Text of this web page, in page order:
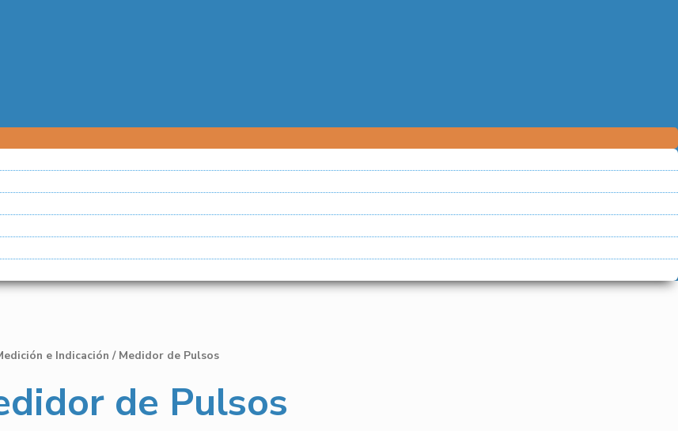
e Indicación / Medidor de Pulsos
de Pulsos